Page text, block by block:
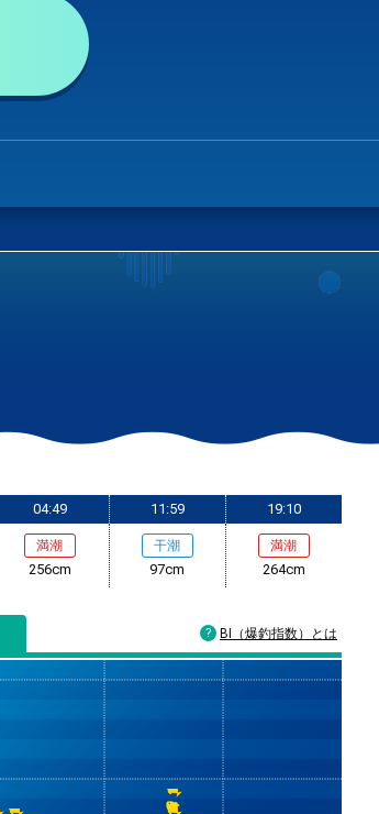
04:49
満潮
256cm
11:59
干潮
97cm
19:10
満潮
264cm
BI（爆釣指数）とは